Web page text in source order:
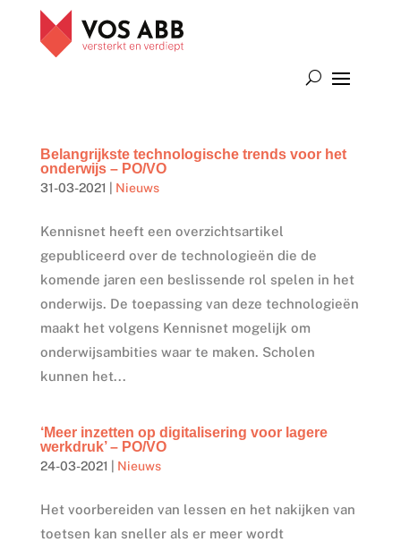
Belangrijkste technologische trends voor het
onderwijs – PO/VO
31-03-2021 Nieuws
Kennisnet heeft een overzichtsartikel
gepubliceerd over de technologieën die de
komende jaren een beslissende rol spelen in het
onderwijs. De toepassing van deze technologieën
maakt het volgens Kennisnet mogelijk om
onderwijsambities waar te maken. Scholen
kunnen het...
‘Meer inzetten op digitalisering voor lagere
werkdruk’ – PO/VO
24-03-2021 Nieuws
Het voorbereiden van lessen en het nakijken van
toetsen kan sneller als er meer wordt